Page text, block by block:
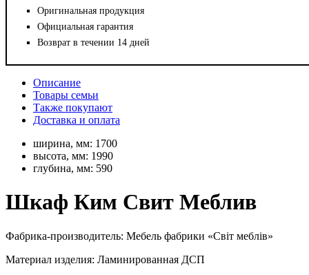
Оригинальная продукция
Официальная гарантия
Возврат в течении 14 дней
Описание
Товары семьи
Также покупают
Доставка и оплата
ширина, мм: 1700
высота, мм: 1990
глубина, мм: 590
Шкаф Ким Свит Меблив
Фабрика-производитель: Мебель фабрики «Світ меблів»
Материал изделия: Ламинированная ДСП